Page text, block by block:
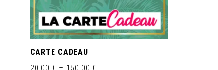
CARTE CADEAU
20,00€ – 150,00€